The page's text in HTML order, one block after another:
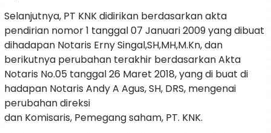
Selanjutnya, PT KNK didirikan berdasarkan akta
pendirian nomor 1 tanggal 07 Januari 2009 yang dibuat
dihadapan Notaris Erny Singal,SH,MH,M.Kn, dan
berikutnya perubahan terakhir berdasarkan Akta
Notaris No.05 tanggal 26 Maret 2018, yang di buat di
hadapan Notaris Andy A Agus, SH, DRS, mengenai
perubahan direksi
dan Komisaris, Pemegang saham, PT. KNK.